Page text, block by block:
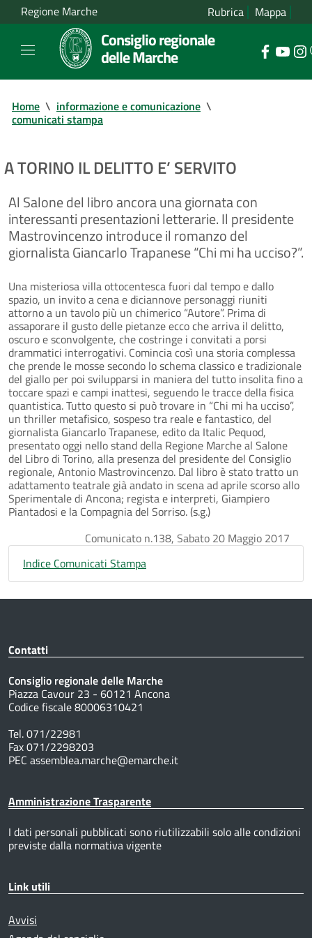
Regione Marche Rubrica Mappa
Consiglio regionale
delle Marche
Home \ informazione e comunicazione \
comunicati stampa
A TORINO IL DELITTO E’ SERVITO
Al Salone del libro ancora una giornata con
interessanti presentazioni letterarie. Il presidente
Mastrovincenzo introduce il romanzo del
giornalista Giancarlo Trapanese “Chi mi ha ucciso?”.
Una misteriosa villa ottocentesca fuori dal tempo e dallo
spazio, un invito a cena e diciannove personaggi riuniti
attorno a un tavolo più un chimerico “Autore”. Prima di
assaporare il gusto delle pietanze ecco che arriva il delitto,
oscuro e sconvolgente, che costringe i convitati a porsi
drammatici interrogativi. Comincia così una storia complessa
che prende le mosse secondo lo schema classico e tradizionale
del giallo per poi svilupparsi in maniera del tutto insolita fino a
toccare spazi e campi inattesi, seguendo le tracce della fisica
quantistica. Tutto questo si può trovare in “Chi mi ha ucciso”,
un thriller metafisico, sospeso tra reale e fantastico, del
giornalista Giancarlo Trapanese, edito da Italic Pequod,
presentato oggi nello stand della Regione Marche al Salone
del Libro di Torino, alla presenza del presidente del Consiglio
regionale, Antonio Mastrovincenzo. Dal libro è stato tratto un
adattamento teatrale già andato in scena ad aprile scorso allo
Sperimentale di Ancona; regista e interpreti, Giampiero
Piantadosi e la Compagnia del Sorriso. (s.g.)
Comunicato n.138, Sabato 20 Maggio 2017
Indice Comunicati Stampa
Contatti
Consiglio regionale delle Marche
Piazza Cavour 23 - 60121 Ancona
Codice fiscale 80006310421
Tel. 071/22981
Fax 071/2298203
PEC assemblea.marche@emarche.it
Amministrazione Trasparente
I dati personali pubblicati sono riutilizzabili solo alle condizioni
previste dalla normativa vigente
Link utili
Avvisi